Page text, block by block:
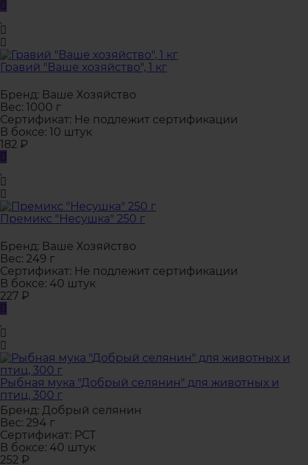
Гравий "Ваше хозяйство", 1 кг
Бренд: Ваше Хозяйство
Вес: 1000 г
Сертификат: Не подлежит сертификации
В боксе: 10 штук
182 ₽
Премикс "Несушка" 250 г
Бренд: Ваше Хозяйство
Вес: 249 г
Сертификат: Не подлежит сертификации
В боксе: 40 штук
227 ₽
Рыбная мука "Добрый селянин" для животных и
птиц, 300 г
Бренд: Добрый селянин
Вес: 294 г
Сертификат: РСТ
В боксе: 40 штук
252 ₽